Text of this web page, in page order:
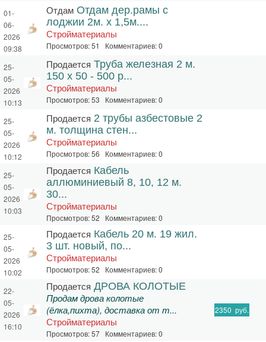
01-
06-
2026
09:38
Отдам Отдам дер.рамы с
лоджии 2м. х 1,5м....
Стройматериалы
Просмотров: 51 Комментариев: 0
25-
05-
2026
10:13
Продается Труба железная 2 м.
150 х 50 - 500 р...
Стройматериалы
Просмотров: 53 Комментариев: 0
25-
05-
2026
10:12
Продается 2 трубы азбестовые 2
м. толщина стен...
Стройматериалы
Просмотров: 56 Комментариев: 0
25-
05-
2026
10:03
Продается Кабель
аллюминиевый 8, 10, 12 м.
30...
Стройматериалы
Просмотров: 52 Комментариев: 0
25-
05-
2026
10:02
Продается Кабель 20 м. 19 жил.
3 шт. новый, по...
Стройматериалы
Просмотров: 52 Комментариев: 0
22-
05-
2026
16:10
Продается ДРОВА КОЛОТЫЕ
Продам дрова колотые
(ёлка,пихта), доставка от т...
Стройматериалы
Просмотров: 57 Комментариев: 0
2350 руб.